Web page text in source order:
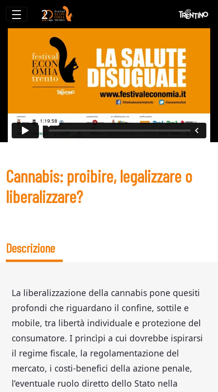
Cannabis: proibire, legalizzare o
Cannabis: proibire, legalizzare o
liberalizzare?
Descrizione
La liberalizzazione della cannabis pone quesiti
profondi che riguardano il confine, sottile e
mobile, tra libertà individuale e protezione del
consumatore. I princìpi a cui dovrebbe ispirarsi
il regime fiscale, la regolamentazione del
mercato, i costi-benefici della azione penale,
l’eventuale ruolo diretto dello Stato nella